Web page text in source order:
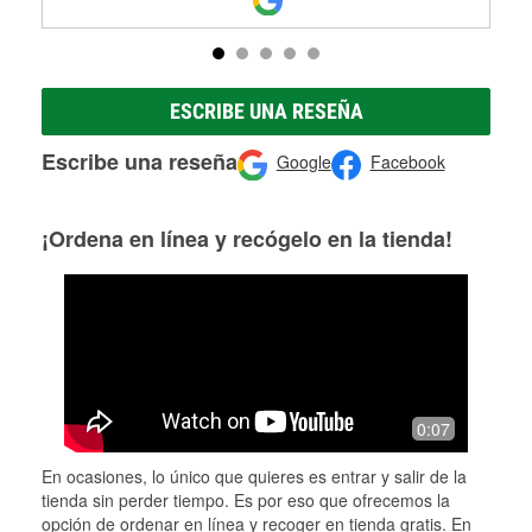
ESCRIBE UNA RESEÑA
Escribe una reseña Google Facebook
¡Ordena en línea y recógelo en la tienda!
0:07
En ocasiones, lo único que quieres es entrar y salir de la
tienda sin perder tiempo. Es por eso que ofrecemos la
opción de ordenar en línea y recoger en tienda gratis. En